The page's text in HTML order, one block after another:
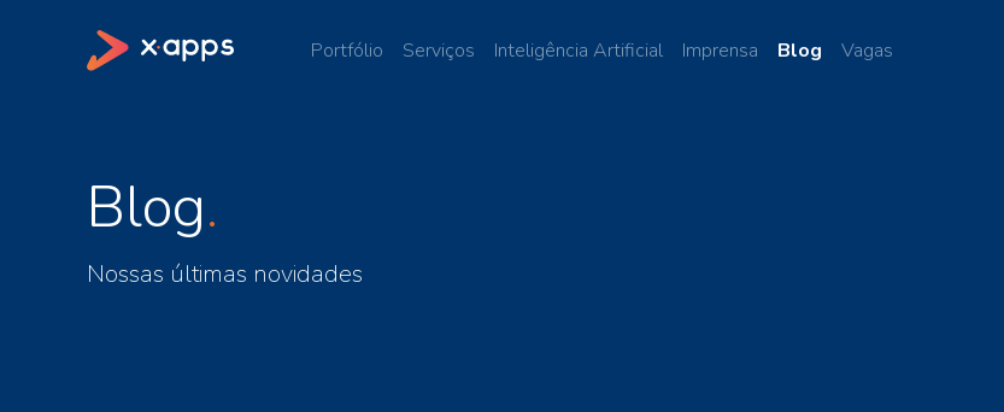
Portfólio Serviços Inteligência Artificial Imprensa Blog Vagas
Blog
Nossas últimas novidades